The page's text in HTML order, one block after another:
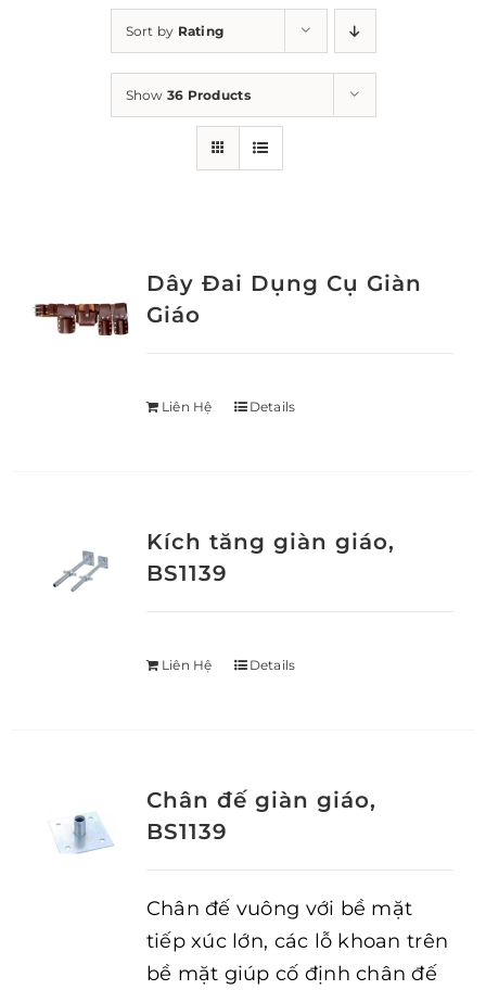
Sort by Rating
Show 36 Products
Dây Đai Dụng Cụ Giàn
Giáo
Liên Hệ Details
Kích tăng giàn giáo,
BS1139
Liên Hệ Details
Chân đế giàn giáo,
BS1139
Chân đế vuông với bề mặt
tiếp xúc lớn, các lỗ khoan trên
bề mặt giúp cố định chân đế